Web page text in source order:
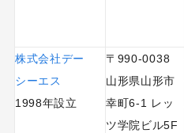
株式会社デー
シーエス
1998年設立
〒990-0038
山形県山形市
幸町6-1 レッ
ツ学院ビル5F